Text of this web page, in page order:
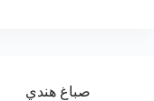
صباغ هندي